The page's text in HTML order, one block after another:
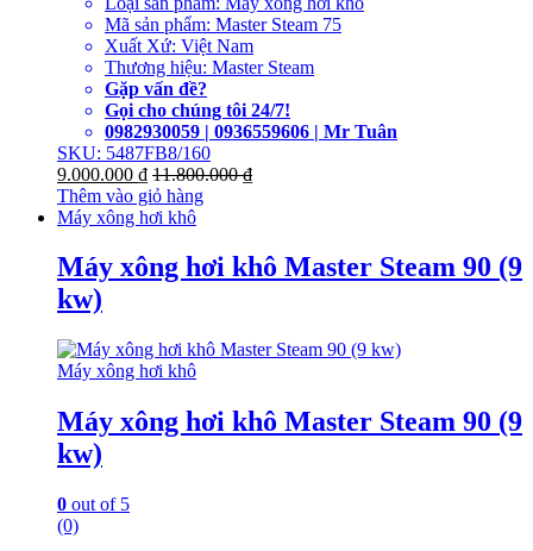
Mã sản phẩm: Master Steam 75
Xuất Xứ: Việt Nam
Thương hiệu: Master Steam
Gặp vấn đề?
Gọi cho chúng tôi 24/7!
0982930059 | 0936559606 | Mr Tuân
SKU: 5487FB8/160
9.000.000 ₫ 11.800.000₫
Thêm vào giỏ hàng
Máy xông hơi khô
Máy xông hơi khô Master Steam 90 (9
kw)
Máy xông hơi khô
Máy xông hơi khô Master Steam 90 (9
kw)
0 out of 5
(0)